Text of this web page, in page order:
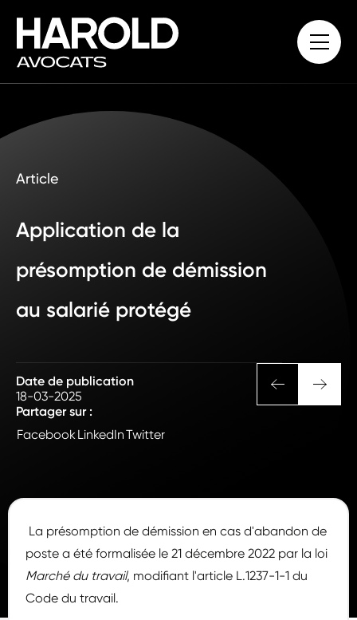
Article
Application de la
présomption de démission
au salarié protégé
Date de publication
18-03-2025
Partager sur :
FacebookLinkedInTwitter
La présomption de démission en cas d'abandon de
poste a été formalisée le 21 décembre 2022 par la loi
Marché du travail, modifiant l'article L.1237-1-1 du
Code du travail.